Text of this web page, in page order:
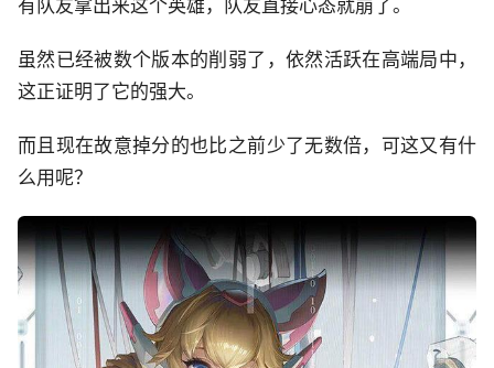
有队友拿出来这个英雄，队友直接心态就崩了。
虽然已经被数个版本的削弱了，依然活跃在高端局中，
这正证明了它的强大。
而且现在故意掉分的也比之前少了无数倍，可这又有什
么用呢？